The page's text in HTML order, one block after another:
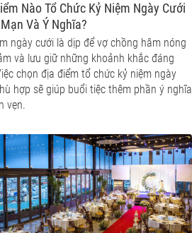
Nào Tổ Chức Kỷ Niệm Ngày Cưới
Và Ý Nghĩa?
ngày cưới là dịp để vợ chồng hâm nóng
và lưu giữ những khoảnh khắc đáng
chọn địa điểm tổ chức kỷ niệm ngày
hợp sẽ giúp buổi tiệc thêm phần ý nghĩa
vẹn.